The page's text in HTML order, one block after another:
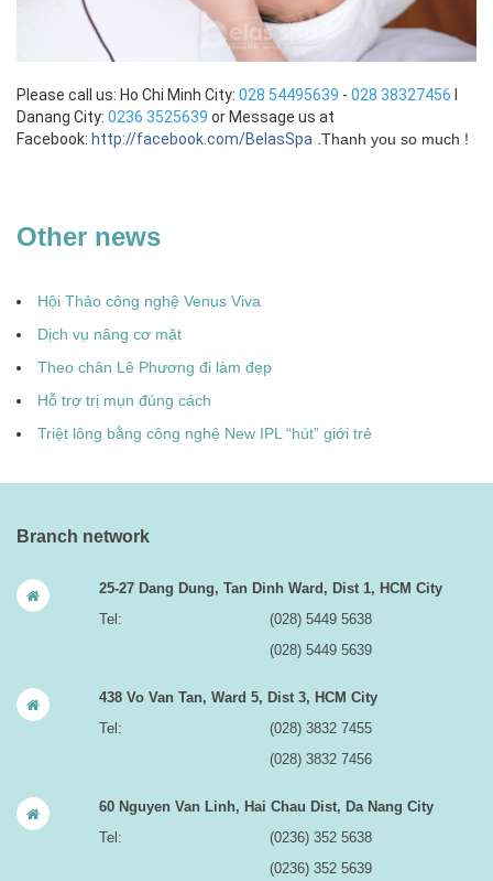
Please call us: Ho Chi Minh City: 028 54495639 - 028 38327456
Danang City: 0236 3525639 or Message us at
Facebook: http://facebook.com/BelasSpa .Thanh you so much !
Other news
Hội Thảo công nghệ Venus Viva
Dịch vụ nâng cơ mặt
Theo chân Lê Phương đi làm đẹp
Hỗ trợ trị mụn đúng cách
Triệt lông bằng công nghệ New IPL “hút” giới trẻ
Branch network
25-27 Dang Dung, Tan Dinh Ward, Dist 1, HCM City
Tel:
(028) 5449 5638
(028) 5449 5639
438 Vo Van Tan, Ward 5, Dist 3, HCM City
Tel:
(028) 3832 7455
(028) 3832 7456
60 Nguyen Van Linh, Hai Chau Dist, Da Nang City
Tel:
(0236) 352 5638
(0236) 352 5639